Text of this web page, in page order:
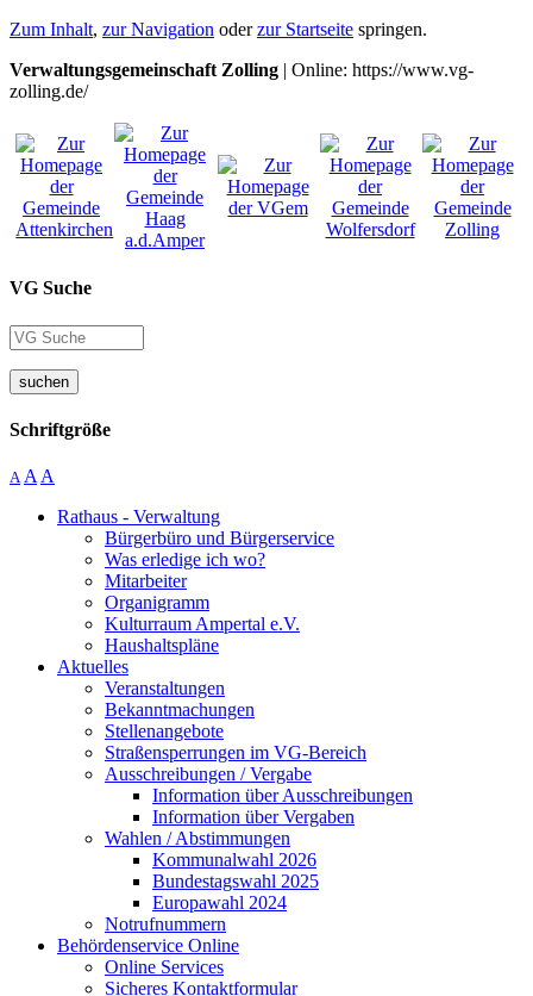
Zum Inhalt, zur Navigation oderzur Startseite springen.
Verwaltungsgemeinschaft Zolling | Online: https://www.vg-
zolling.de/
VG Suche
suchen
Schriftgröße
A A A
Rathaus - Verwaltung
Bürgerbüro und Bürgerservice
Was erledige ich wo?
Mitarbeiter
Organigramm
Kulturraum Ampertal e.V.
Haushaltspläne
Aktuelles
Veranstaltungen
Bekanntmachungen
Stellenangebote
Straßensperrungen im VG-Bereich
Ausschreibungen / Vergabe
Information über Ausschreibungen
Information über Vergaben
Wahlen / Abstimmungen
Kommunalwahl 2026
Bundestagswahl 2025
Europawahl 2024
Notrufnummern
Behördenservice Online
Online Services
Sicheres Kontaktformular